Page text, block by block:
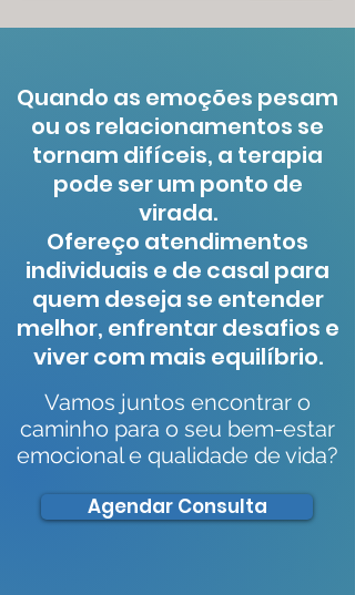
Quando as emoções pesam
ou os relacionamentos se
tornam difíceis, a terapia
pode ser um ponto de
virada.
Ofereço atendimentos
individuais e de casal para
quem deseja se entender
melhor, enfrentar desafios e
viver com mais equilíbrio.
Vamos juntos encontrar o
caminho para o seu bem-estar
emocional e qualidade de vida?
Agendar Consulta